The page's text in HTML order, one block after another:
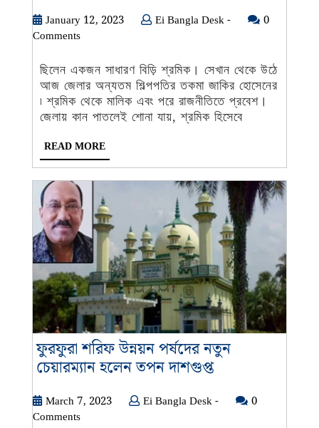
থেকে
কিভাবে
ধনকুবের
হলেন
তৃণমূল
বিধিয়ক,
ছিল
জাকিরের
সফর
?
January 12, 2023JanuaryEi Bangla Desk -Ei
0
Comments
ছিলেন একজন সাধারণ বিড়ি শ্রমিক। সেখান থেকে উঠে
আজ জেলার অন্যতম শিল্পপতির তকমা জাকির হোসেনের
৷ শ্রমিক থেকে মালিক এবং পরে রাজনীতিতে প্রবেশ।
জেলায় কান পাতলেই শোনা যায়, শ্রমিক হিসেবে
READ MOREREAD
MORE
ফুরফুরা শরিফ উন্নয়ন পর্ষদের নতুন
চেয়ারম্যান হলেন তপন দাশগুপ্তফুরফুরা
উন্নয়ন
March 7, 2023March Ei Bangla Desk -Ei
0
Comments